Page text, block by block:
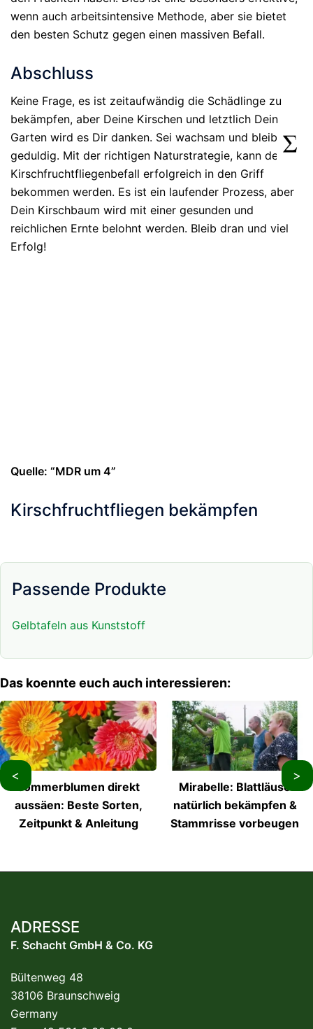
wenn auch arbeitsintensive Methode, aber sie bietet
den besten Schutz gegen einen massiven Befall.
Abschluss
Keine Frage, es ist zeitaufwändig die Schädlinge zu
bekämpfen, aber Deine Kirschen und letztlich Dein
Garten wird es Dir danken. Sei wachsam und bleib’
geduldig. Mit der richtigen Naturstrategie, kann der
Kirschfruchtfliegenbefall erfolgreich in den Griff
bekommen werden. Es ist ein laufender Prozess, aber
Dein Kirschbaum wird mit einer gesunden und
reichlichen Ernte belohnt werden. Bleib dran und viel
Erfolg!
Quelle: “MDR um 4”
Kirschfruchtfliegen bekämpfen
Passende Produkte
Gelbtafeln aus Kunststoff
Das koennte euch auch interessieren:
Sommerblumen direkt
aussäen: Beste Sorten,
Zeitpunkt & Anleitung
Mirabelle: Blattläuse
natürlich bekämpfen &
Stammrisse vorbeugen
< >
ADRESSE
F. Schacht GmbH & Co. KG
Bültenweg 48
38106 Braunschweig
Germany